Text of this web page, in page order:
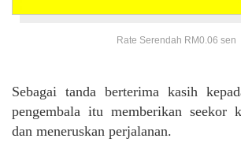
Rate Serendah RM0.06 sen
Sebagai tanda berterima kasih
pengembala itu memberikan seekor
dan meneruskan perjalanan.